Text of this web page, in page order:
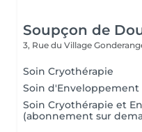
Soupçon de
3, Rue du Village
Soin Cryothérapie
Soin d'Enveloppement
Soin Cryothérapie et
(abonnement sur